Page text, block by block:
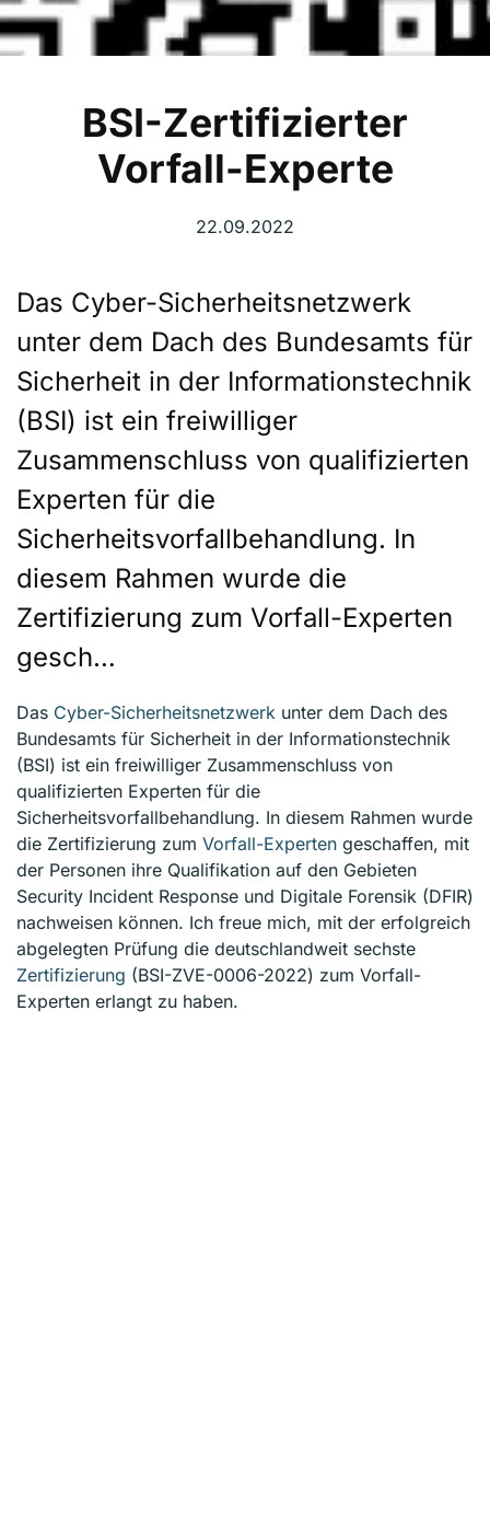
BSI-Zertifizierter
Vorfall-Experte
22.09.2022
Das Cyber-Sicherheitsnetzwerk
unter dem Dach des Bundesamts für
Sicherheit in der Informationstechnik
(BSI) ist ein freiwilliger
Zusammenschluss von qualifizierten
Experten für die
Sicherheitsvorfallbehandlung. In
diesem Rahmen wurde die
Zertifizierung zum Vorfall-Experten
gesch…
Das Cyber-Sicherheitsnetzwerk unter dem Dach des
Bundesamts für Sicherheit in der Informationstechnik
(BSI) ist ein freiwilliger Zusammenschluss von
qualifizierten Experten für die
Sicherheitsvorfallbehandlung. In diesem Rahmen wurde
die Zertifizierung zum Vorfall-Experten geschaffen, mit
der Personen ihre Qualifikation auf den Gebieten
Security Incident Response und Digitale Forensik (DFIR)
nachweisen können. Ich freue mich, mit der erfolgreich
abgelegten Prüfung die deutschlandweit sechste
Zertifizierung (BSI-ZVE-0006-2022) zum Vorfall-
Experten erlangt zu haben.